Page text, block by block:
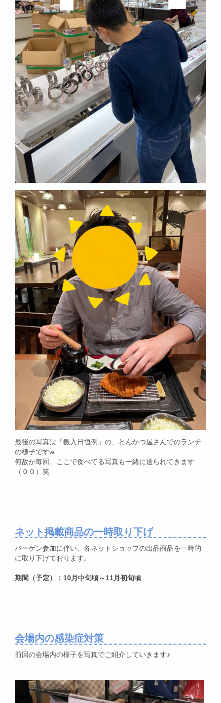
最後の写真は「搬入日恒例」の、とんかつ屋さんでのランチ
の様子ですw
何故か毎回、ここで食べてる写真も一緒に送られてきます
（００）笑
ネット掲載商品の一時取り下げ
バーゲン参加に伴い、各ネットショップの出品商品を一時的
に取り下げております。
期間（予定）：10月中旬頃～11月初旬頃
会場内の感染症対策
前回の会場内の様子を写真でご紹介していきます♪